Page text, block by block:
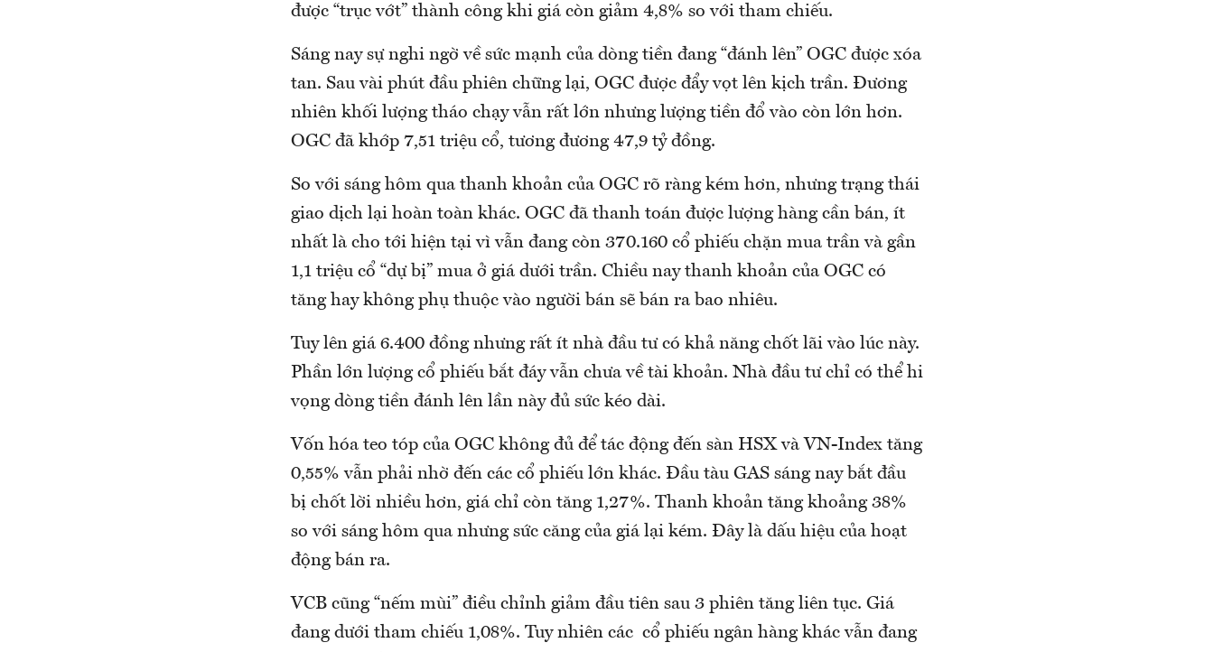
được “trục vớt” thành công khi giá còn giảm 4,8% so với tham chiếu.
Sáng nay sự nghi ngờ về sức mạnh của dòng tiền đang “đánh lên” OGC được xóa
tan. Sau vài phút đầu phiên chững lại, OGC được đẩy vọt lên kịch trần. Đương
nhiên khối lượng tháo chạy vẫn rất lớn nhưng lượng tiền đổ vào còn lớn hơn.
OGC đã khớp 7,51 triệu cổ, tương đương 47,9 tỷ đồng.
So với sáng hôm qua thanh khoản của OGC rõ ràng kém hơn, nhưng trạng thái
giao dịch lại hoàn toàn khác. OGC đã thanh toán được lượng hàng cần bán, ít
nhất là cho tới hiện tại vì vẫn đang còn 370.160 cổ phiếu chặn mua trần và gần
1,1 triệu cổ “dự bị” mua ở giá dưới trần. Chiều nay thanh khoản của OGC có
tăng hay không phụ thuộc vào người bán sẽ bán ra bao nhiêu.
Tuy lên giá 6.400 đồng nhưng rất ít nhà đầu tư có khả năng chốt lãi vào lúc này.
Phần lớn lượng cổ phiếu bắt đáy vẫn chưa về tài khoản. Nhà đầu tư chỉ có thể hi
vọng dòng tiền đánh lên lần này đủ sức kéo dài.
Vốn hóa teo tóp của OGC không đủ để tác động đến sàn HSX và VN-Index tăng
0,55% vẫn phải nhờ đến các cổ phiếu lớn khác. Đầu tàu GAS sáng nay bắt đầu
bị chốt lời nhiều hơn, giá chỉ còn tăng 1,27%. Thanh khoản tăng khoảng 38%
so với sáng hôm qua nhưng sức căng của giá lại kém. Đây là dấu hiệu của hoạt
động bán ra.
VCB cũng “nếm mùi” điều chỉnh giảm đầu tiên sau 3 phiên tăng liên tục. Giá
đang dưới tham chiếu 1,08%. Tuy nhiên các cổ phiếu ngân hàng khác vẫn đang